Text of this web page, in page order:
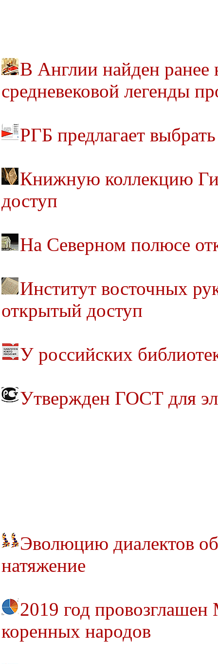
В Англии найден ранее
средневековой легенды
РГБ предлагает
Книжную коллекцию
доступ
На Северном полюсе
Институт восточных
открытый доступ
У российских
Утвержден ГОСТ для
Эволюцию диалектов
натяжение
2019 год
коренных народов